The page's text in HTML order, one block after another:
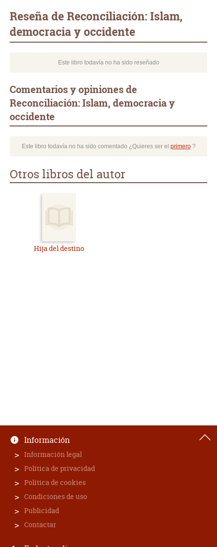
Reseña de Reconciliación: Islam,
democracia y occidente
Este libro todavía no ha sido reseñado
Comentarios y opiniones de
Reconciliación: Islam, democracia y
occidente
Este libro todavía no ha sido comentado ¿Quieres ser el primero?
Otros libros del autor
Hija del destino
Información
Información legal
Política de privacidad
Política de cookies
Condiciones de uso
Publicidad
Contactar